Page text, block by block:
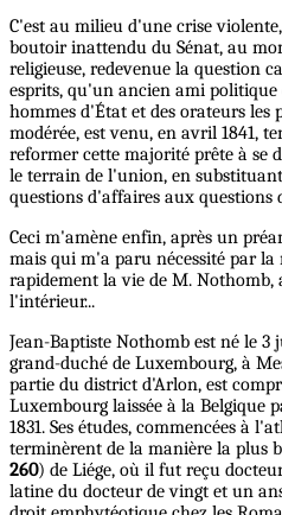
C'est au milieu d'une crise
boutoir inattendu du Sénat, au
religieuse, redevenue la question
esprits, qu'un ancien ami politique
hommes d'État et des orateurs
modérée, est venu, en avril 1841,
reformer cette majorité prête à se
le terrain de l'union, en
questions d'affaires aux questions
Ceci m'amène enfin, après un
mais qui m'a paru nécessité par la
rapidement la vie de M.
l'intérieur...
Jean-Baptiste Nothomb est né le
grand-duché de Luxembourg, à
partie du district d'Arlon, est
Luxembourg laissée à la Belgique
1831. Ses études, commencées à
terminèrent de la manière la plus
260) de Liége, où il fut reçu
latine du docteur de vingt et un